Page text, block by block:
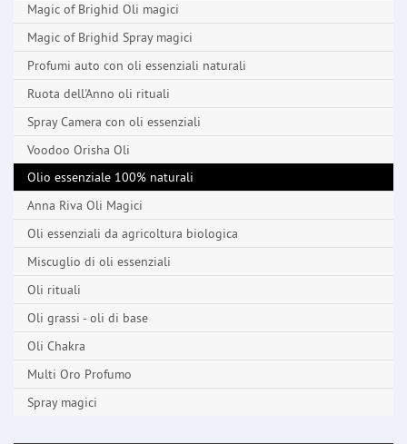
Magic of Brighid Oli magici
Magic of Brighid Spray magici
Profumi auto con oli essenziali naturali
Ruota dell'Anno oli rituali
Spray Camera con oli essenziali
Voodoo Orisha Oli
Olio essenziale 100% naturali
Anna Riva Oli Magici
Oli essenziali da agricoltura biologica
Miscuglio di oli essenziali
Oli rituali
Oli grassi - oli di base
Oli Chakra
Multi Oro Profumo
Spray magici